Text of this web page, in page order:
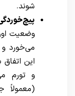
شوند.
وضعیت
می‌خورد
این
و تورم